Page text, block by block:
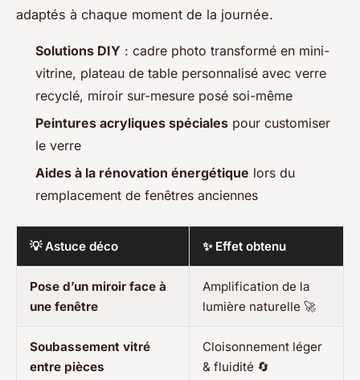
adaptés à chaque moment de la journée.
Solutions DIY : cadre photo transformé en mini-
vitrine, plateau de table personnalisé avec verre
recyclé, miroir sur-mesure posé soi-même
Peintures acryliques spéciales pour customiser
le verre
Aides à la rénovation énergétique lors du
remplacement de fenêtres anciennes
💡 Astuce déco ✨ Effet obtenu
Pose d’un miroir face à
une fenêtre
Amplification de la
lumière naturelle 🚀
Soubassement vitré
entre pièces
Cloisonnement léger
& fluidité 🔄